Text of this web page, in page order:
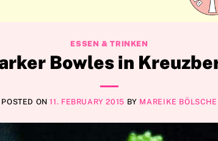
ESSEN & TRINKEN
Bowles in
POSTED ON11. FEBRUARY 2015 BY MAREIKE BÖLSCHE